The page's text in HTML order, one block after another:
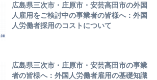
広島県三次市・庄原市・安芸高田市の外国
人雇用をご検討中の事業者の皆様へ：外国
人労働者採用のコストについて
広島県三次市・庄原市・安芸高田市の事業
者の皆様へ：外国人労働者雇用の基礎知識